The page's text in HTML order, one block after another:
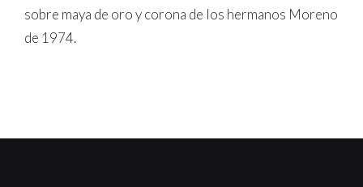
sobre maya de oro y corona de los hermanos Moreno
de 1974.